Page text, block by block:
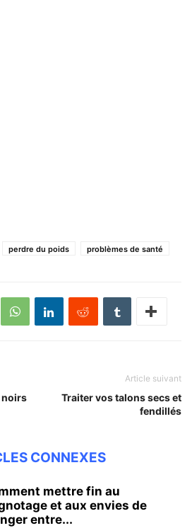
perdre du poids problèmes de santé
noirs
Article suivant
Traiter vos talons secs et
fendillés
CONNEXES
mettre fin au
et aux envies de
entre...